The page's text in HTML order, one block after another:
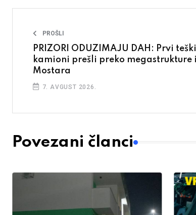
PROŠLI
PRIZORI ODUZIMAJU DAH: Prvi teški
kamioni prešli preko megastrukture iznad
Mostara
7. AVGUST 2026.
Povezani članci